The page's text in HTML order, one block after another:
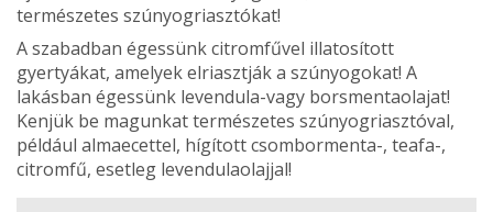
természetes szúnyogriasztókat!
A szabadban égessünk citromfűvel illatosított
gyertyákat, amelyek elriasztják a szúnyogokat! A
lakásban égessünk levendula-vagy borsmentaolajat!
Kenjük be magunkat természetes szúnyogriasztóval,
például almaecettel, hígított csombormenta-, teafa-,
citromfű, esetleg levendulaolajjal!